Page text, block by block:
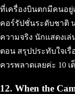
ที่เครื่องบินตกมีคนอยู่
คอร์รัปชั่นระดับชาติ
ความจริง นักแสดงเ
ตอน สรุปประทับใจเ
ควรพลาดเลยค่ะ 10 เ
12. When the